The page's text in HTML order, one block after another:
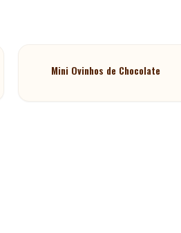
Mini Ovinhos de Chocolate